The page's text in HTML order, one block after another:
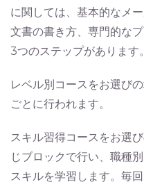
に関しては、基本的なメ
文書の書き方、専門的な
3つのステップがあります。
レベル別コースをお選び
ごとに行われます。
スキル習得コースをお選
じブロックで行い、職種
スキルを学習します。毎回